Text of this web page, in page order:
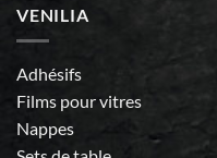
VENILIA
Adhésifs
Films pour vitres
Nappes